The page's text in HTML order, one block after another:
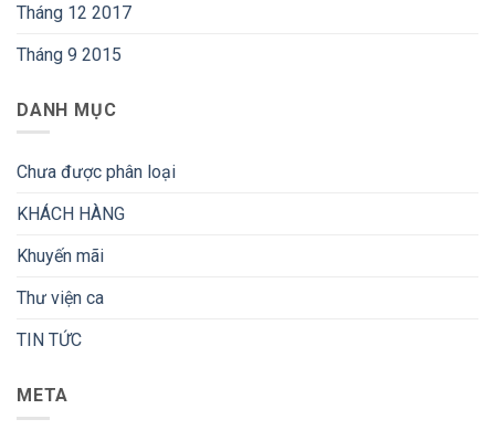
Tháng 12 2017
Tháng 9 2015
DANH MỤC
Chưa được phân loại
KHÁCH HÀNG
Khuyến mãi
Thư viện ca
TIN TỨC
META